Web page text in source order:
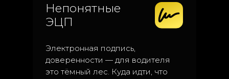
Электронная подпись,
доверенности — для водителя
это тёмный лес. Куда идти, что
Непонятные
ЭЦП